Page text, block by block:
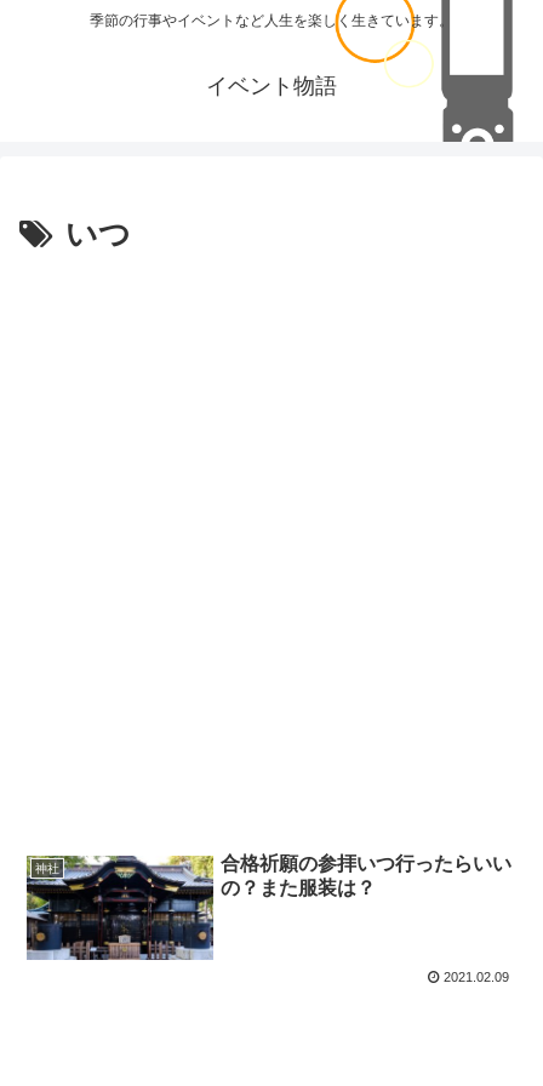
季節の行事やイベントなど人生を楽しく生きています。
イベント物語
いつ
神社
合格祈願の参拝いつ行ったらいい
の？また服装は？
2021.02.09